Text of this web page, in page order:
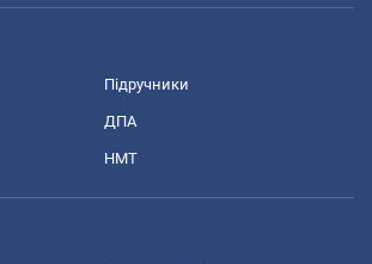
Підручники
ДПА
НМТ